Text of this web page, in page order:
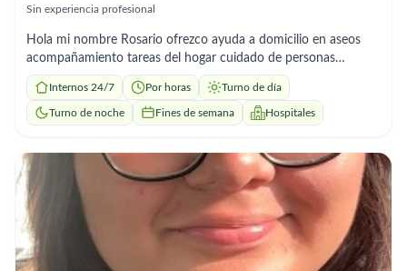
Sin experiencia profesional
Hola mi nombre Rosario ofrezco ayuda a domicilio en aseos
acompañamiento tareas del hogar cuidado de personas
mayores soy responsable tengo experiencia y recomendaciones
me adapto a los horarios que necesites
Internos 24/7 Por horas Turno de día
Turno de noche Fines de semana Hospitales